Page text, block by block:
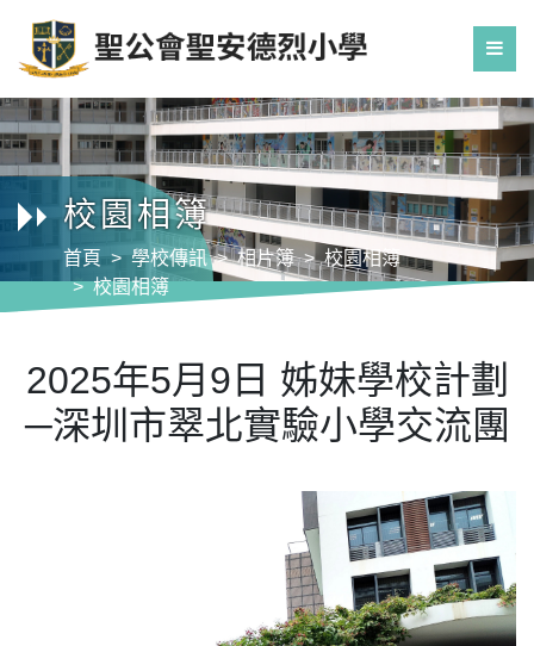
校園相簿
首頁 學校傳訊 相片簿
校園相簿
校園相簿
2025年5月9日 姊妹學校計劃
─深圳市翠北實驗小學交流團